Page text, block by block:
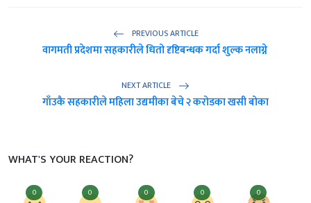
PREVIOUS ARTICLE
वागमती प्रदेशमा सहकारीले धितो दृष्टिबन्धक गर्दा शुल्क नलाग्ने
NEXT ARTICLE
गाँउकै सहकारीले महिला उद्यमीका बेचे २ करोडका खसी बोका
WHAT'S YOUR REACTION?
0 0 0 0 0